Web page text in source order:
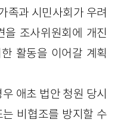
족과 시민사회가 우려
조사위원회에 개진
활동을 이어갈 계획
애초 법안 청원 당시
비협조를 방지할 수